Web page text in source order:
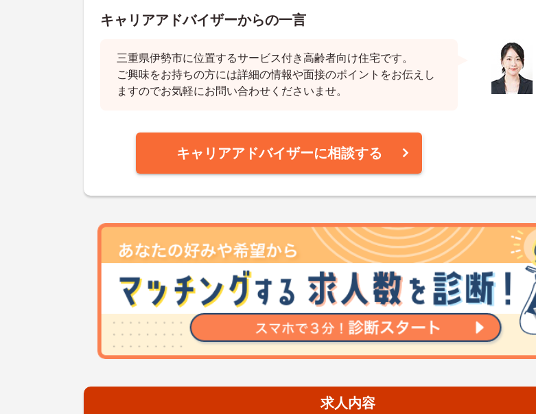
キャリアアドバイザーからの一言
三重県伊勢市に位置するサービス付き高齢者向け住宅です。
ご興味をお持ちの方には詳細の情報や面接のポイントをお伝えし
ますのでお気軽にお問い合わせくださいませ。
キャリアアドバイザーに相談する
求人内容